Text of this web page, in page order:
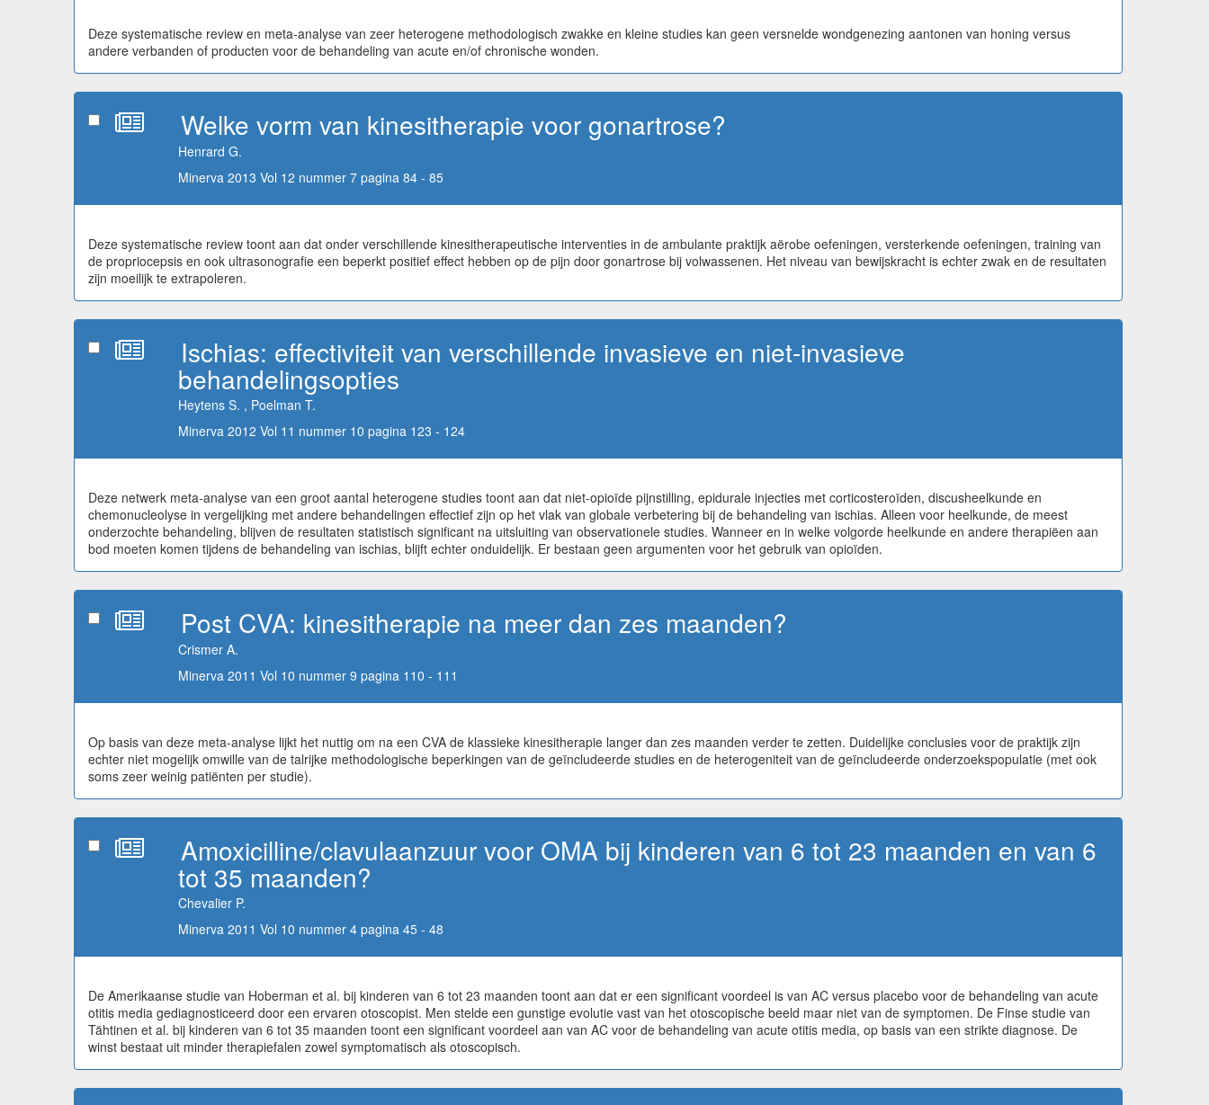
Deze systematische review en meta-analyse van zeer heterogene methodologisch zwakke en kleine studies kan geen versnelde wondgenezing aantonen van honing versus
andere verbanden of producten voor de behandeling van acute en/of chronische wonden.
Welke vorm van kinesitherapie voor gonartrose?
Henrard G.
Minerva 2013 Vol 12 nummer 7 pagina 84 - 85
Deze systematische review toont aan dat onder verschillende kinesitherapeutische interventies in de ambulante praktijk aërobe oefeningen, versterkende oefeningen, training van
de propriocepsis en ook ultrasonografie een beperkt positief effect hebben op de pijn door gonartrose bij volwassenen. Het niveau van bewijskracht is echter zwak en de resultaten
zijn moeilijk te extrapoleren.
Ischias: effectiviteit van verschillende invasieve en niet-invasieve
behandelingsopties
Heytens S. , Poelman T.
Minerva 2012 Vol 11 nummer 10 pagina 123 - 124
Deze netwerk meta-analyse van een groot aantal heterogene studies toont aan dat niet-opioïde pijnstilling, epidurale injecties met corticosteroïden, discusheelkunde en
chemonucleolyse in vergelijking met andere behandelingen effectief zijn op het vlak van globale verbetering bij de behandeling van ischias. Alleen voor heelkunde, de meest
onderzochte behandeling, blijven de resultaten statistisch significant na uitsluiting van observationele studies. Wanneer en in welke volgorde heelkunde en andere therapiëen aan
bod moeten komen tijdens de behandeling van ischias, blijft echter onduidelijk. Er bestaan geen argumenten voor het gebruik van opioïden.
Post CVA: kinesitherapie na meer dan zes maanden?
Crismer A.
Minerva 2011 Vol 10 nummer 9 pagina 110 - 111
Op basis van deze meta-analyse lijkt het nuttig om na een CVA de klassieke kinesitherapie langer dan zes maanden verder te zetten. Duidelijke conclusies voor de praktijk zijn
echter niet mogelijk omwille van de talrijke methodologische beperkingen van de geïncludeerde studies en de heterogeniteit van de geïncludeerde onderzoekspopulatie (met ook
soms zeer weinig patiënten per studie).
Amoxicilline/clavulaanzuur voor OMA bij kinderen van 6 tot 23 maanden en van 6
tot 35 maanden?
Chevalier P.
Minerva 2011 Vol 10 nummer 4 pagina 45 - 48
De Amerikaanse studie van Hoberman et al. bij kinderen van 6 tot 23 maanden toont aan dat er een significant voordeel is van AC versus placebo voor de behandeling van acute
otitis media gediagnosticeerd door een ervaren otoscopist. Men stelde een gunstige evolutie vast van het otoscopische beeld maar niet van de symptomen. De Finse studie van
Tähtinen et al. bij kinderen van 6 tot 35 maanden toont een significant voordeel aan van AC voor de behandeling van acute otitis media, op basis van een strikte diagnose. De
winst bestaat uit minder therapiefalen zowel symptomatisch als otoscopisch.